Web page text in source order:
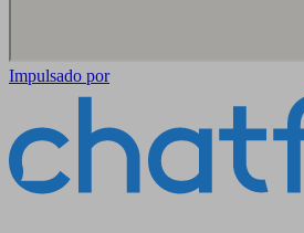
Impulsado por